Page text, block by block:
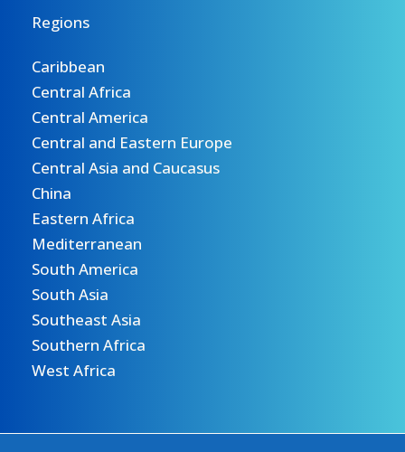
Regions
Caribbean
Central Africa
Central America
Central and Eastern Europe
Central Asia and Caucasus
China
Eastern Africa
Mediterranean
South America
South Asia
Southeast Asia
Southern Africa
West Africa